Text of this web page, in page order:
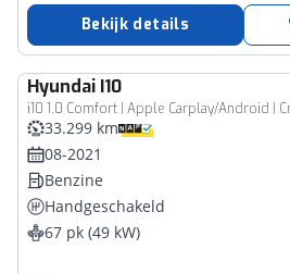
Bekijk details
Hyundai I10
i10 1.0 Comfort | Apple Carplay/Android |
33.299 km
08-2021
Benzine
Handgeschakeld
67 pk (49 kW)